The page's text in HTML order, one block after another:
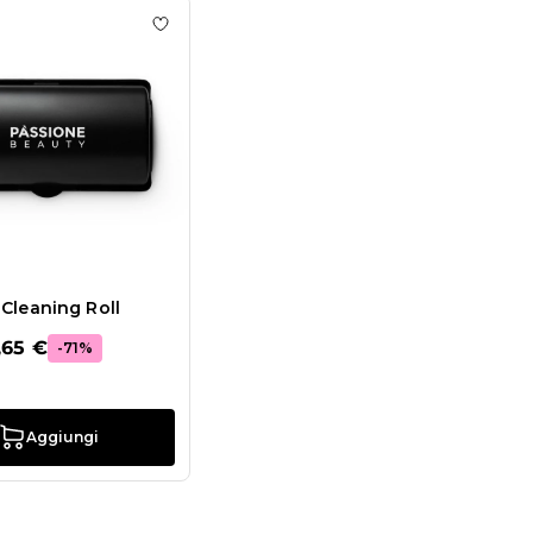
Stamping Plate Cleaner 150 ml
Roll
€ -71%
Aggiungi
Aggiungi alla wishlist Stamper Cleaning